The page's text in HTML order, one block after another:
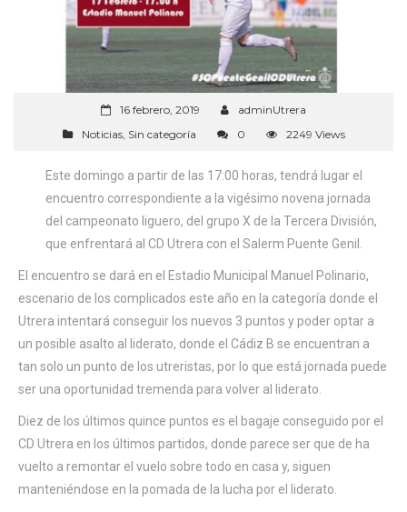
16 febrero, 2019
adminUtrera
Noticias, Sin categoría 0 2249 Views
Este domingo a partir de las 17:00 horas, tendrá lugar el
encuentro correspondiente a la vigésimo novena jornada
del campeonato liguero, del grupo X de la Tercera División,
que enfrentará al CD Utrera con el Salerm Puente Genil.
El encuentro se dará en el Estadio Municipal Manuel Polinario,
escenario de los complicados este año en la categoría donde el
Utrera intentará conseguir los nuevos 3 puntos y poder optar a
un posible asalto al liderato, donde el Cádiz B se encuentran a
tan solo un punto de los utreristas, por lo que está jornada puede
ser una oportunidad tremenda para volver al liderato.
Diez de los últimos quince puntos es el bagaje conseguido por el
CD Utrera en los últimos partidos, donde parece ser que de ha
vuelto a remontar el vuelo sobre todo en casa y, siguen
manteniéndose en la pomada de la lucha por el liderato.